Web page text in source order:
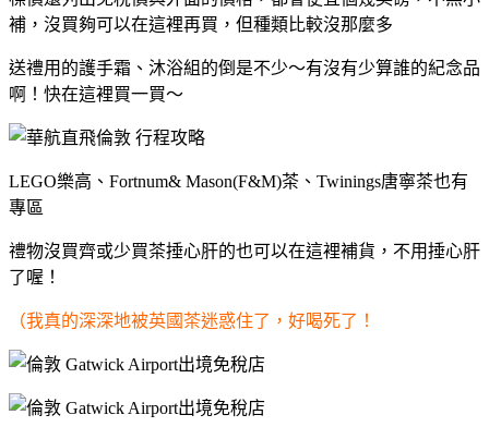
補，沒買夠可以在這裡再買，但種類比較沒那麼多
送禮用的護手霜、沐浴組的倒是不少～有沒有少算誰的紀念品
啊！快在這裡買一買～
LEGO樂高、Fortnum& Mason(F&M)茶、Twinings唐寧茶也有
專區
禮物沒買齊或少買茶捶心肝的也可以在這裡補貨，不用捶心肝
了喔！
（我真的深深地被英國茶迷惑住了，好喝死了！